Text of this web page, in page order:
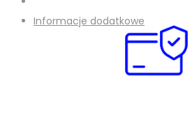
Informacje dodatkowe